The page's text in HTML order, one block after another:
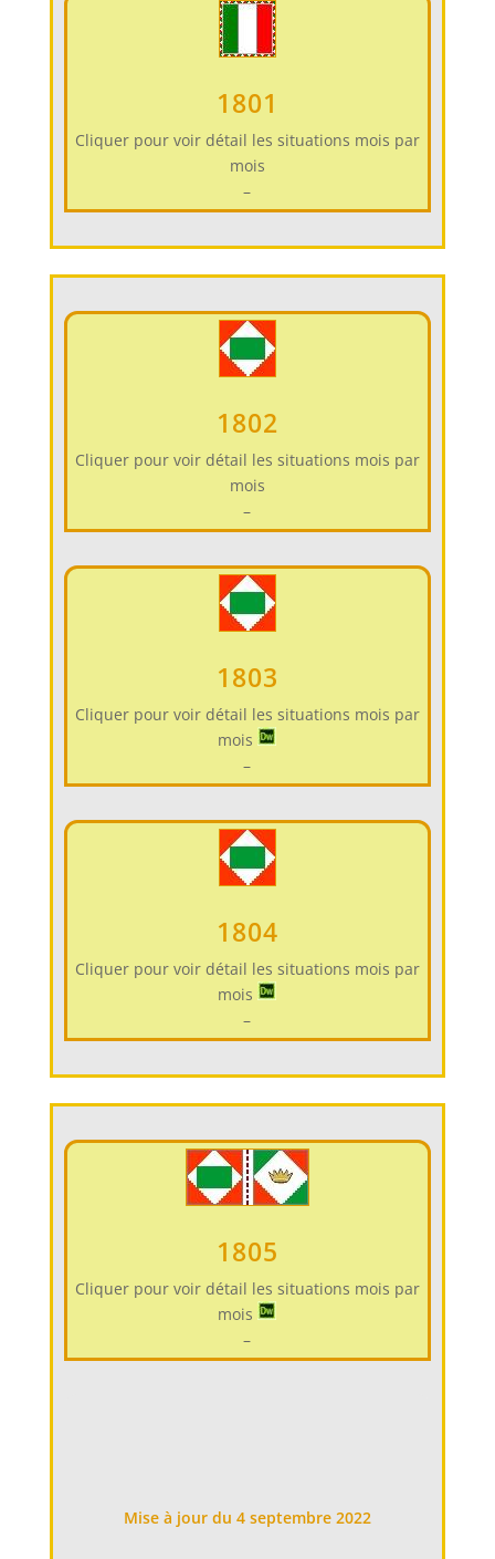
1801
Cliquer pour voir détail les situations mois par
mois
–
1802
Cliquer pour voir détail les situations mois par
mois
–
1803
Cliquer pour voir détail les situations mois par
mois
–
1804
Cliquer pour voir détail les situations mois par
mois
–
1805
Cliquer pour voir détail les situations mois par
mois
–
Mise à jour du 4 septembre 2022